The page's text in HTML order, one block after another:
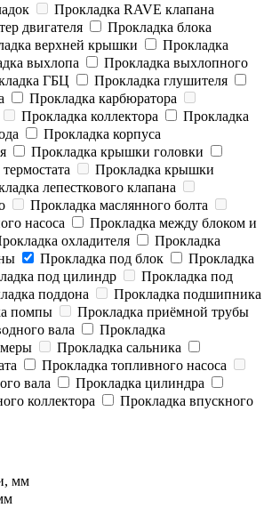
Прокладка RAVE клапана
двигателя
Прокладка блока
верхней крышки
Прокладка
выхлопа
Прокладка выхлопного
ГБЦ
Прокладка глушителя
Прокладка карбюратора
Прокладка коллектора
Прокладка
Прокладка корпуса
Прокладка крышки головки
Прокладка крышки
лепесткового клапана
Прокладка маслянного болта
насоса
Прокладка между блоком и
охладителя
Прокладка
Прокладка под блок
Прокладка
под цилиндр
Прокладка под
поддона
Прокладка подшипника
помпы
Прокладка приёмной трубы
вала
Прокладка
Прокладка сальника
Прокладка топливного насоса
вала
Прокладка цилиндра
коллектора
Прокладка впускного
мм